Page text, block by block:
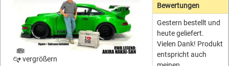
vergrößern
Bewertungen
Gestern bestellt und
heute geliefert.
Vielen Dank! Produkt
entspricht auch